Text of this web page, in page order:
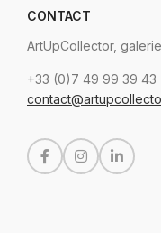
CONTACT
ArtUpCollector,
+33 (0)7 49 99 39 43